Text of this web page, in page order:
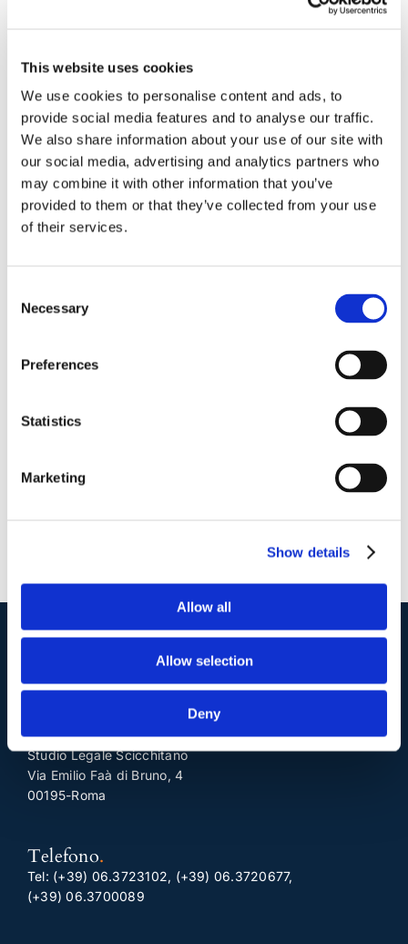
This website uses cookies
We use cookies to personalise content and ads, to
provide social media features and to analyse our traffic.
We also share information about your use of our site with
our social media, advertising and analytics partners who
may combine it with other information that you’ve
provided to them or that they’ve collected from your use
of their services.
Selection
Necessary
Preferences
Statistics
Marketing
Show details
Allow all
Allow selection
Deny
Bollo auto: è esente
il trasferimento di
proprietà tra
coniugi?
del matrimonio è esente dall’imposta di bollo. Lo
Continua a leggere
I nostri contatti.
Indirizzo postale unificato.
Studio Legale Scicchitano
Via Emilio Faà di Bruno, 4
00195-Roma
Telefono.
Tel: (+39) 06.3723102, (+39) 06.3720677,
(+39) 06.3700089